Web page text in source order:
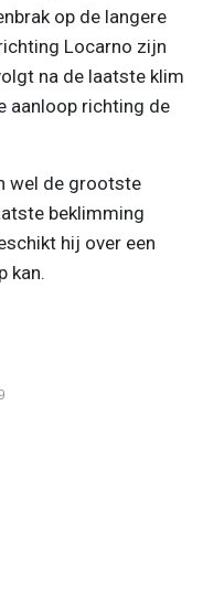
op de langere
Locarno zijn
na de laatste klim
aanloop richting de
wel de grootste
beklimming
hij over een
kan.